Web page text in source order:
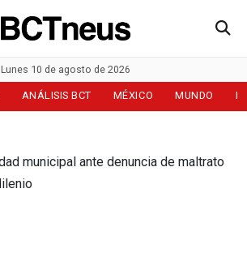
Lunes 10 de agosto de 2026
ANÁLISIS BCT MÉXICO MUNDO